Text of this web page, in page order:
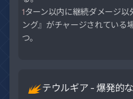
1ターン以内に継続ダメージ
ング』がチャージされている
つ。
テウルギア - 爆発的